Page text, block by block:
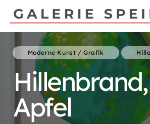
Moderne Kunst / Grafik
Apfel